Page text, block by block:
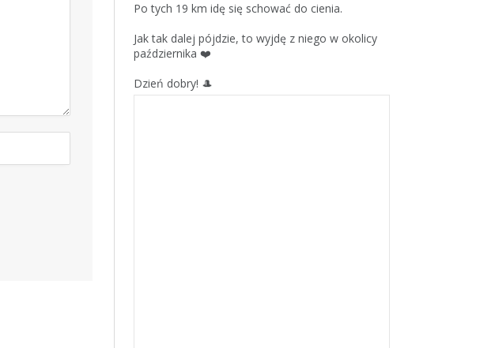
Po tych 19 km idę się schować do cienia.
Jak tak dalej pójdzie, to wyjdę z niego w okolicy
października ❤️
Dzień dobry! 🎩